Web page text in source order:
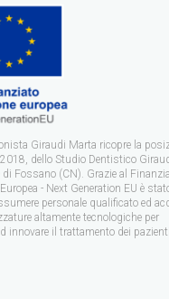
Giraudi Marta ricopre la
dello Studio Dentistico
di Fossano (CN). Grazie al
- Next Generation EU è
personale qualificato ed
altamente tecnologiche per
innovare il trattamento dei